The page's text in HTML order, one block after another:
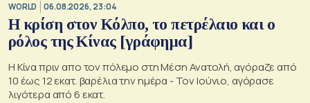
WORLD 06.08.2026, 23:04
Η κρίση στoν Κόλπο, το πετρέλαιο και ο
ρόλος της Κίνας [γράφημα]
Η Κίνα πριν απο τον πόλεμο στη Μέση Ανατολή, αγόραζε από
10 έως 12 εκατ. βαρέλια την ημέρα - Τον Ιούνιο, αγόρασε
λιγότερα από 6 εκατ.